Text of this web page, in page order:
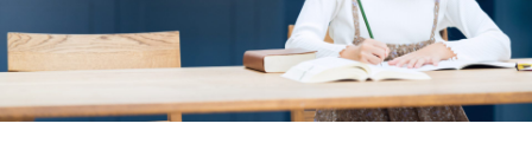
科学・プログラミング
教育・学習
ファッション・美容
行事・イベント
トラブル